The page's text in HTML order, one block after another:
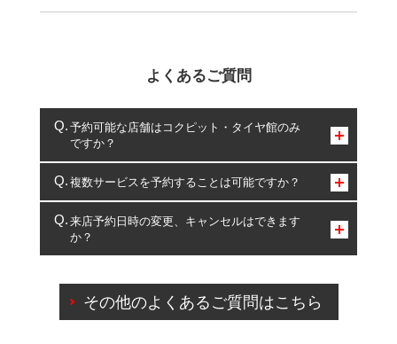
よくあるご質問
予約可能な店舗はコクピット・タイヤ館のみ
ですか？
コクピット・タイヤ館のみとなります。
複数サービスを予約することは可能ですか？
複数サービスのご予約は可能です。
一部の商品・サービスの組み合わせに限り、同時にご予約が
出来ないものもございます。
来店予約日時の変更、キャンセルはできます
か？
ご来店予約日の3営業日前を過ぎている場合のご予約
の日時変更につきましては、直接ご予約の店舗まで
その他のよくあるご質問はこちら